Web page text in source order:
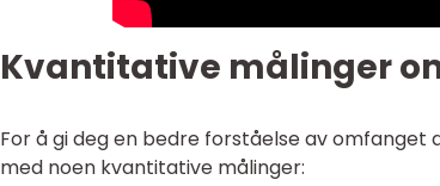
Kvantitative målinger
For å gi deg en bedre forståelse av
med noen kvantitative målinger: